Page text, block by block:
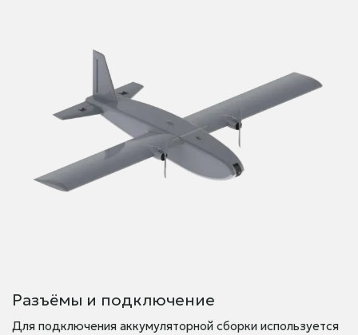
Разъёмы и подключение
Для подключения аккумуляторной сборки используется